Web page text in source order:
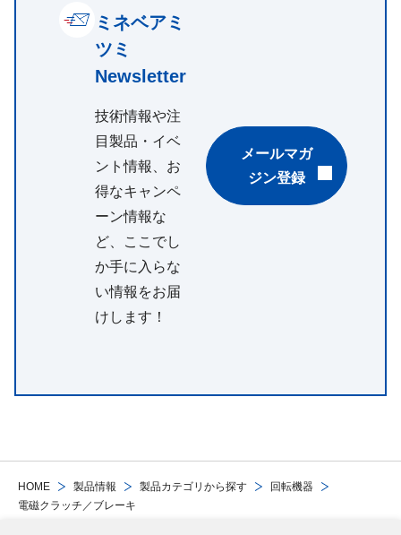
HOME 製品情報 製品カテゴリから探す
回転機器
電磁クラッチ／ブレーキ
ミネベアミ
ツミ
Newsletter
技術情報や注
目製品・イベ
ント情報、お
得なキャンペ
ーン情報な
ど、ここでし
か手に入らな
い情報をお届
けします！
メールマガ
ジン登録